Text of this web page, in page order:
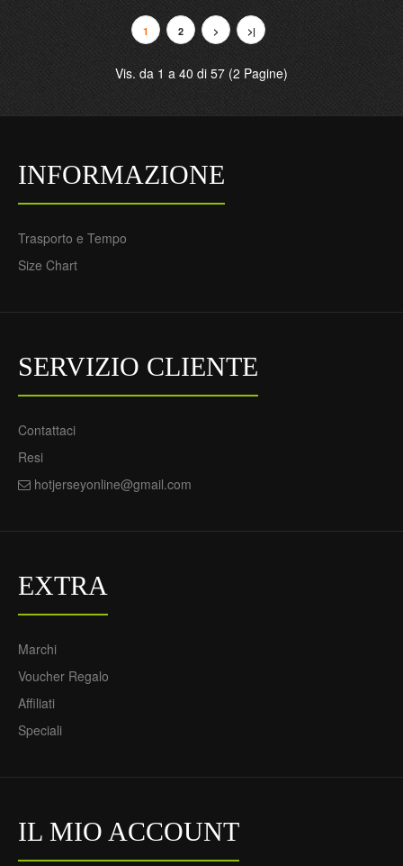
Maglia ufficiale Belgio
73,55€
1 2 > >|
Vis. da 1 a 40 di 57 (2 Pagine)
INFORMAZIONE
Trasporto e Tempo
Size Chart
SERVIZIO CLIENTE
Contattaci
Resi
hotjerseyonline@gmail.com
EXTRA
Marchi
Voucher Regalo
Affiliati
Speciali
IL MIO ACCOUNT